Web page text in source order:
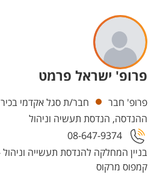
פרופ' ישראל פרמט
יחידות
פרופ' חבר חבר/ת סגל אקדמי בכיר
ההנדסה, הנדסת תעשיה וניהול
קמפוס מרקוס
08-647-9374